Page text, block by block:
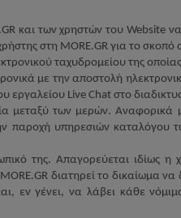
GRκαι των χρηστών του Websiteνα
στη MORE.GR για το σκοπό
ταχυδρομείου της οποίας
με την αποστολή
εργαλείου Live Chat στο
μεταξύ των μερών. Αναφορικά
παροχή υπηρεσιών καταλόγου
της. Απαγορεύεται ιδίως η
MORE.GR διατηρεί το δικαίωμα να
εν γένει, να λάβει κάθε